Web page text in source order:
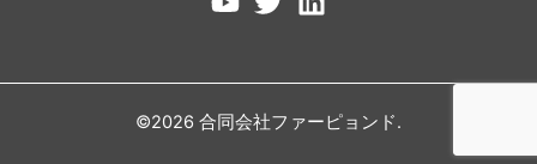
©2026 合同会社ファーピョンド.